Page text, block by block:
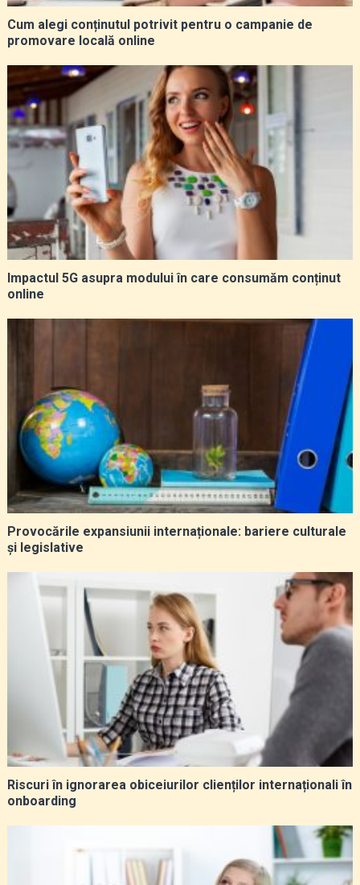
Cum alegi conținutul potrivit pentru o campanie de
promovare locală online
Impactul 5G asupra modului în care consumăm conținut
online
Provocările expansiunii internaționale: bariere culturale
și legislative
Riscuri în ignorarea obiceiurilor clienților internaționali în
onboarding